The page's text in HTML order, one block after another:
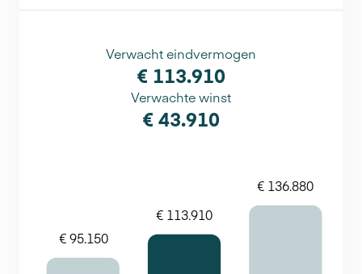
Verwacht eindvermogen
€ 113.910
Verwachte winst
€ 43.910